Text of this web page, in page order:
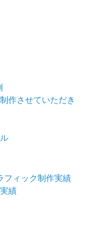
作させていただき
フィック制作実績
績